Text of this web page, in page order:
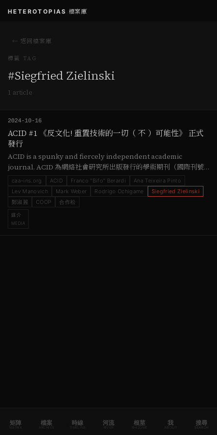
矩陣
MATRIX
檔案
ARCHIVE
時線 河流
RIVER
根莖 我 搜尋
SEARCH
HETEROTOPIAS 檔案庫
← 返回檔案庫
標籤 TAG
#Siegfried Zielinski
1 article
2024-10-16
ACID #1 《反⽂化! 重置技術的一切（ 不 ）可能性》 正式
發行
ACID is a spunky and fiercely independent academic
journal. ACID 為網絡社會研究所出版發行的學術期刊（國際刊號
ISSN 2960-0944 ），為華文出版界第一本關注技術哲學、網絡社
會、媒介文化研究的刊物。若持有INS發行在OP鏈上的COOP 六枚
以上，將可以瀏覽下載各期簡繁體版PDF以及EPUB格式。 正式發刊
caa-ins.org ACID Franco "Bifo" Berardi
Ana Teixeira Pinto
Lev Manovich
Mark Weber Rodrigo Ochigame
Siegfried Zielinski
鄭淑麗
COOP 合作松
媒介
MEDIA